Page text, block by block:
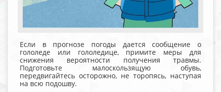
Если в прогнозе погоды дается сообщение о
гололеде или гололедице, примите меры для
снижения вероятности получения травмы.
Подготовьте малоскользящую обувь,
передвигайтесь осторожно, не торопясь, наступая
на всю подошву.